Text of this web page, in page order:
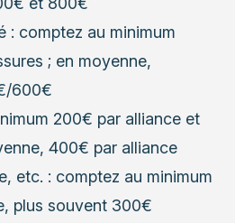
: comptez au minimum
; en moyenne,
600€
200€ par alliance et
400€ par alliance
etc. : comptez au minimum
plus souvent 300€